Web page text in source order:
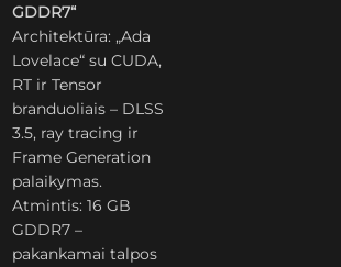
GDDR7“
Architektūra: „Ada
Lovelace“ su CUDA,
RT ir Tensor
branduoliais – DLSS
3.5, ray tracing ir
Frame Generation
palaikymas.
Atmintis: 16 GB
GDDR7 –
pakankamai talpos